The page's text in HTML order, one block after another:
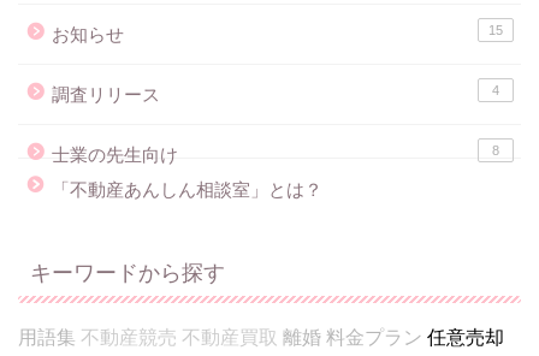
お知らせ 15
調査リリース 4
士業の先生向け 8
「不動産あんしん相談室」とは？
キーワードから探す
用語集 不動産競売 不動産買取 離婚 料金プラン 任意売却